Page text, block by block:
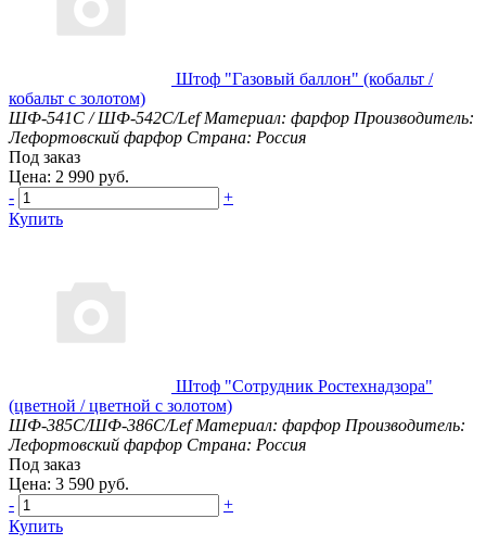
Штоф "Газовый баллон" (кобальт /
кобальт с золотом)
ШФ-541С / ШФ-542С/Lef Материал: фарфор Производитель:
Лефортовский фарфор Страна: Россия
Под заказ
Цена: 2 990 руб.
-
+
Купить
Штоф "Сотрудник Ростехнадзора"
(цветной / цветной с золотом)
ШФ-385С/ШФ-386С/Lef Материал: фарфор Производитель:
Лефортовский фарфор Страна: Россия
Под заказ
Цена: 3 590 руб.
-
+
Купить